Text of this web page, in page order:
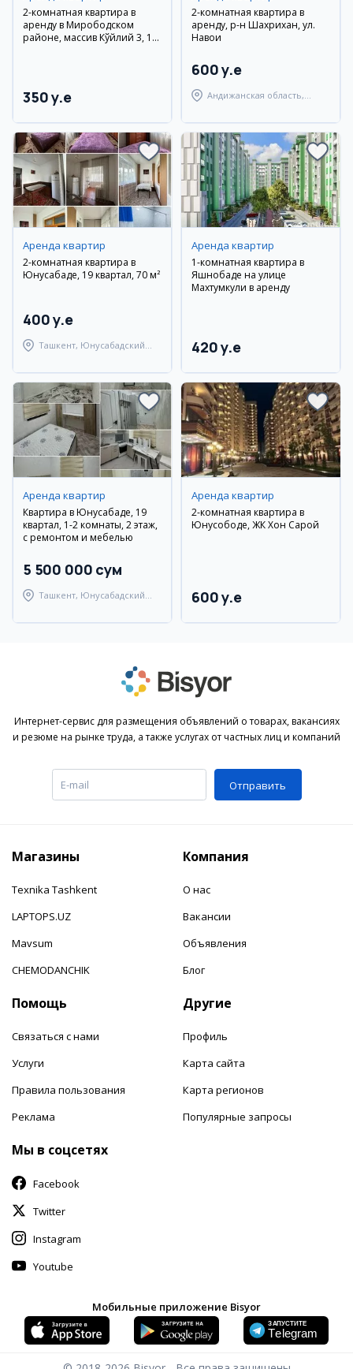
2-комнатная квартира в
аренду в Мирободском
районе, массив Кўйлий 3, 10
350 y.e
2-комнатная квартира в
аренду, р-н Шахрихан, ул.
Навои
600 y.e
Андижанская область,
Аренда квартир
2-комнатная квартира в
Юнусабаде, 19 квартал, 70 м²
400 y.e
Ташкент, Юнусабадский
Аренда квартир
1-комнатная квартира в
Яшнобаде на улице
Махтумкули в аренду
420 y.e
Аренда квартир
Квартира в Юнусабаде, 19
квартал, 1-2 комнаты, 2 этаж,
с ремонтом и мебелью
5 500 000 сум
Ташкент, Юнусабадский
Аренда квартир
2-комнатная квартира в
Юнусободе, ЖК Хон Сарой
600 y.e
Интернет-сервис для размещения объявлений о товарах, вакансиях
и резюме на рынке труда, а также услугах от частных лиц и компаний
Отправить
Магазины
Texnika Tashkent
LAPTOPS.UZ
Mavsum
CHEMODANCHIK
Компания
О нас
Вакансии
Объявления
Блог
Помощь
Связаться с нами
Услуги
Правила пользования
Реклама
Другие
Профиль
Карта сайта
Карта регионов
Популярные запросы
Мы в соцсетях
Facebook
Twitter
Instagram
Youtube
Мобильные приложение Bisyor